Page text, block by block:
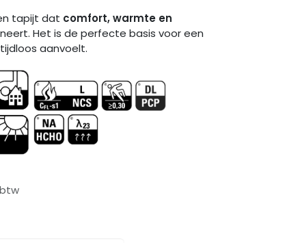
tapijt dat comfort, warmte en
Het is de perfecte basis voor een
aanvoelt.